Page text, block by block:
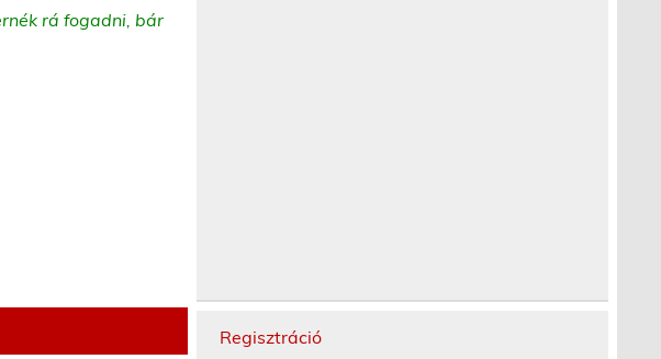
rá fogadni, bár
Regisztráció